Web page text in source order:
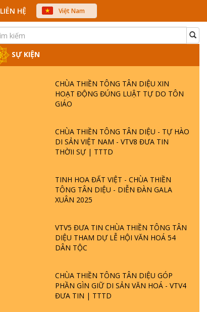
LIÊN HỆ
Việt Nam
中文
SỰ KIỆN
CHÙA THIỀN TÔNG TÂN DIỆU XIN
HOẠT ĐỘNG ĐÚNG LUẬT TỰ DO TÔN
GIÁO
CHÙA THIỀN TÔNG TÂN DIỆU - TỰ HÀO
DI SẢN VIỆT NAM - VTV8 ĐƯA TIN
THỜII SỰ | TTTD
TINH HOA ĐẤT VIỆT - CHÙA THIỀN
TÔNG TÂN DIỆU - DIỄN ĐÀN GALA
XUÂN 2025
VTV5 ĐƯA TIN CHÙA THIỀN TÔNG TÂN
DIỆU THAM DỰ LỄ HỘI VĂN HOÁ 54
DÂN TỘC
CHÙA THIỀN TÔNG TÂN DIỆU GÓP
PHẦN GÌN GIỮ DI SẢN VĂN HOÁ - VTV4
ĐƯA TIN | TTTD